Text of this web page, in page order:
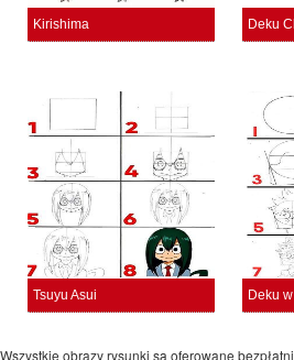
Kirishima Deku
Tsuyu Asui Deku
Wszystkie obrazy rysunki są oferowane